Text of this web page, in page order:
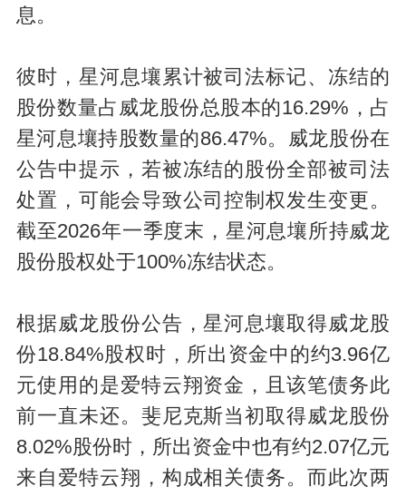
息。
彼时，星河息壤累计被司法标记、冻结的
股份数量占威龙股份总股本的16.29%，占
星河息壤持股数量的86.47%。威龙股份在
公告中提示，若被冻结的股份全部被司法
处置，可能会导致公司控制权发生变更。
截至2026年一季度末，星河息壤所持威龙
股份股权处于100%冻结状态。
根据威龙股份公告，星河息壤取得威龙股
份18.84%股权时，所出资金中的约3.96亿
元使用的是爱特云翔资金，且该笔债务此
前一直未还。斐尼克斯当初取得威龙股份
8.02%股份时，所出资金中也有约2.07亿元
来自爱特云翔，构成相关债务。而此次两